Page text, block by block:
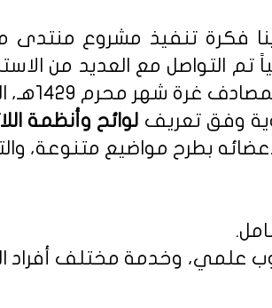
فكرة تنفيذ مشروع منتدى
تم التواصل مع العديد من
الموافق التاسع من يناير 2008م.
وفق تعريف
بطرح مواضيع متنوعة،
علمي، وخدمة مختلف